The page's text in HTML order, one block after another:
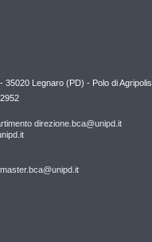
35020 Legnaro (PD) - Polo di Agripolis
direzione.bca@unipd.it